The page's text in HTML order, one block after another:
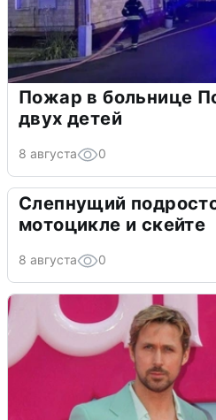
Пожар в больнице
двух детей
8 августа 0
Слепнущий
мотоцикле и скейте
8 августа 0